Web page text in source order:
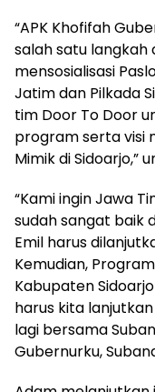
“APK Khofifah
salah satu langkah
mensosialisasi
Jatim dan Pilkada
tim Door To Door
program serta visi
Mimik di Sidoarjo,”
“Kami ingin Jawa
sudah sangat baik
Emil harus
Kemudian,
Kabupaten
harus kita
lagi bersama
Gubernurku,